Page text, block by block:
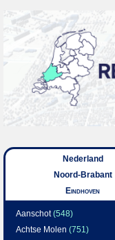
Nederland
Noord-Brabant
Eindhoven
Aanschot(548)
Achtse Molen (751)